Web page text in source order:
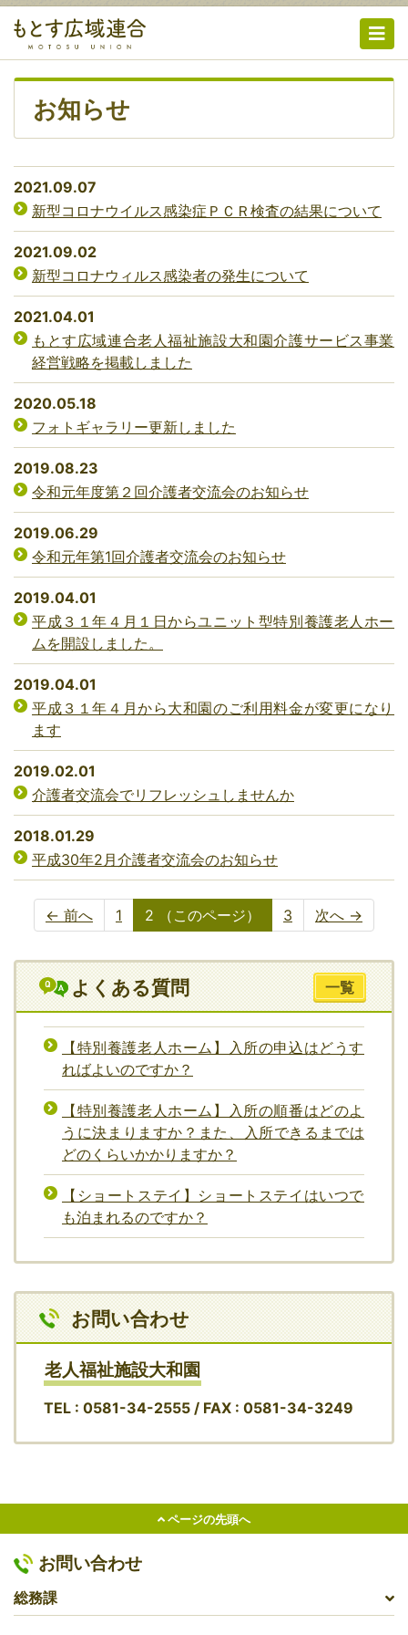
お知らせ
2021.09.07
新型コロナウイルス感染症ＰＣＲ検査の結果について
2021.09.02
新型コロナウィルス感染者の発生について
2021.04.01
もとす広域連合老人福祉施設大和園介護サービス事業
経営戦略を掲載しました
2020.05.18
フォトギャラリー更新しました
2019.08.23
令和元年度第２回介護者交流会のお知らせ
2019.06.29
令和元年第1回介護者交流会のお知らせ
2019.04.01
平成３１年４月１日からユニット型特別養護老人ホー
ムを開設しました。
2019.04.01
平成３１年４月から大和園のご利用料金が変更になり
ます
2019.02.01
介護者交流会でリフレッシュしませんか
2018.01.29
平成30年2月介護者交流会のお知らせ
← 前へ 1 2 （このページ） 3 次へ →
よくある質問 一覧
【特別養護老人ホーム】入所の申込はどうす
ればよいのですか？
【特別養護老人ホーム】入所の順番はどのよ
うに決まりますか？また、入所できるまでは
どのくらいかかりますか？
【ショートステイ】ショートステイはいつで
も泊まれるのですか？
お問い合わせ
老人福祉施設大和園
TEL : 0581-34-2555 / FAX : 0581-34-3249
ページの先頭へ
お問い合わせ
総務課